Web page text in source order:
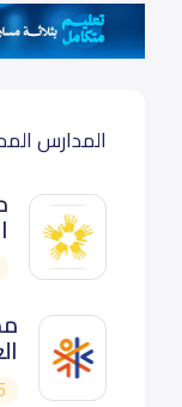
المدارس